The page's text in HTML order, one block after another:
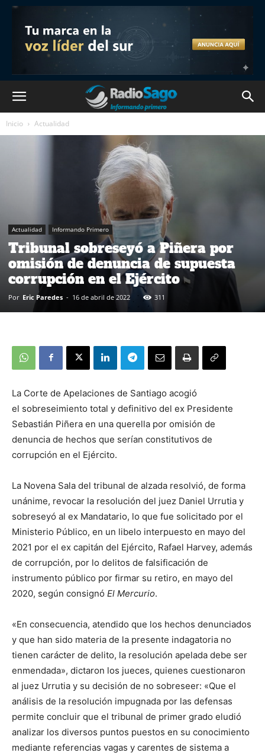
Inicio Actualidad
Actualidad Informando Primero
Tribunal sobreseyó a Piñera por
omisión de denuncia de supuesta
corrupción en el Ejército
Por Eric Paredes - 16 de abril de 2022 311
La Corte de Apelaciones de Santiago acogió
el sobreseimiento total y definitivo del ex Presidente
Sebastián Piñera en una querella por omisión de
denuncia de hechos que serían constitutivos de
corrupción en el Ejército.
La Novena Sala del tribunal de alzada resolvió, de forma
unánime, revocar la resolución del juez Daniel Urrutia y
sobreseyó al ex Mandatario, lo que fue solicitado por el
Ministerio Público, en un libelo interpuesto en mayo del
2021 por el ex capitán del Ejército, Rafael Harvey, además
de corrupción, por lo delitos de falsificación de
instrumento público por firmar su retiro, en mayo del
2020, según consignó El Mercurio.
«En consecuencia, atendido que los hechos denunciados
y que han sido materia de la presente indagatoria no
tienen carácter de delito, la resolución apelada debe ser
enmendada», dictaron los jueces, quienes cuestionaron
al juez Urrutia y su decisión de no sobreseer: «Que el
análisis de la resolución impugnada por las defensas
permite concluir que el tribunal de primer grado eludió
analizar los diversos puntos puestos en su conocimiento
mediante referencias vagas y carentes de sistema a